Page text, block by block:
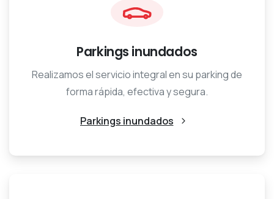
Parkings inundados
Realizamos el servicio integral en su parking de
forma rápida, efectiva y segura.
Parkings inundados